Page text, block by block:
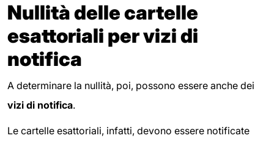
Nullità delle cartelle
esattoriali per vizi di
notifica
A determinare la nullità, poi, possono essere anche dei
vizi di notifica.
Le cartelle esattoriali, infatti, devono essere notificate